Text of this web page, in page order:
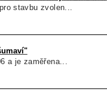
stavbu zvolen...
a je zaměřena...